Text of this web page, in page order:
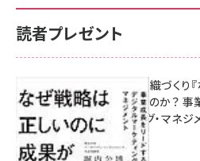
読者プレゼント
成果を生む組織づくり
があがらないのか？ 事
マーケティング・マネジ
8月7日 10:00